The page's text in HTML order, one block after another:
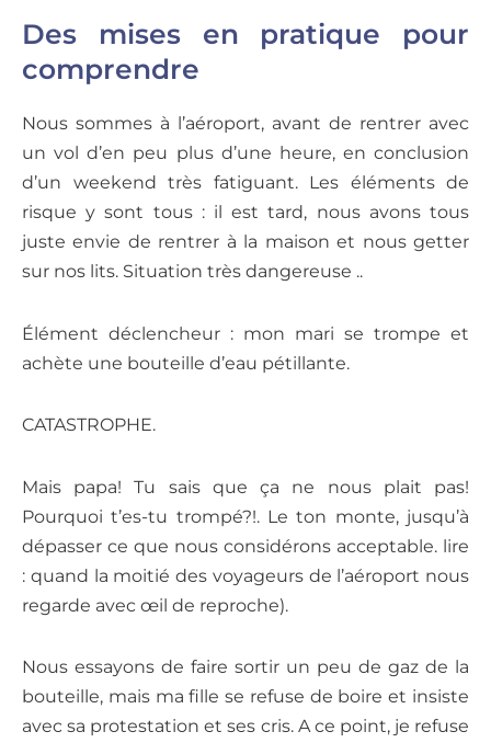
Des mises en pratique pour
comprendre
Nous sommes à l’aéroport, avant de rentrer avec
un vol d’en peu plus d’une heure, en conclusion
d’un weekend très fatiguant. Les éléments de
risque y sont tous : il est tard, nous avons tous
juste envie de rentrer à la maison et nous getter
sur nos lits. Situation très dangereuse ..
Élément déclencheur : mon mari se trompe et
achète une bouteille d’eau pétillante.
CATASTROPHE.
Mais papa! Tu sais que ça ne nous plait pas!
Pourquoi t’es-tu trompé?!. Le ton monte, jusqu’à
dépasser ce que nous considérons acceptable. lire
: quand la moitié des voyageurs de l’aéroport nous
regarde avec œil de reproche).
Nous essayons de faire sortir un peu de gaz de la
bouteille, mais ma fille se refuse de boire et insiste
avec sa protestation et ses cris. A ce point, je refuse